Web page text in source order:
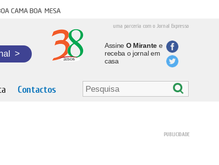
cama boa mesa
uma parceria com o Jornal Expresso
>
Assine O Mirantee
receba o jornal em
casa
Contactos